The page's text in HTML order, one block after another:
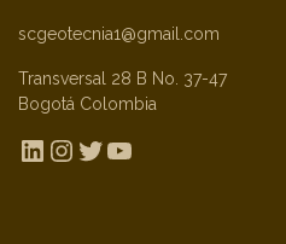
scgeotecnia1@gmail.com
Transversal 28 B No. 37-47
Bogotá Colombia
LinkedIn
Instagram
Twitter
YouTube